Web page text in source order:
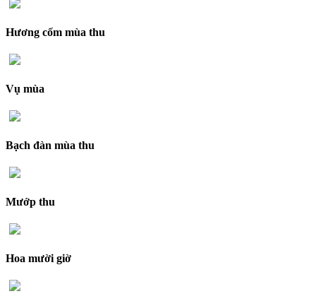
Hương cốm mùa thu
Vụ mùa
Bạch đàn mùa thu
Mướp thu
Hoa mười giờ